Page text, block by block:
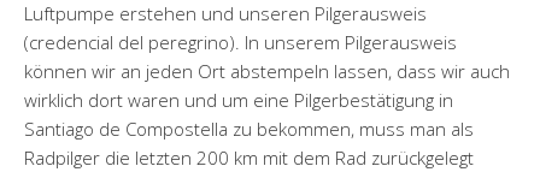
Luftpumpe erstehen und unseren Pilgerausweis
(credencial del peregrino). In unserem Pilgerausweis
können wir an jeden Ort abstempeln lassen, dass wir auch
wirklich dort waren und um eine Pilgerbestätigung in
Santiago de Compostella zu bekommen, muss man als
Radpilger die letzten 200 km mit dem Rad zurückgelegt